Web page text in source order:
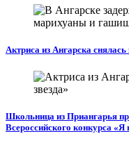
Актриса из Ангарска снялась
Школьница из Приангарья
Всероссийского конкурса «Я